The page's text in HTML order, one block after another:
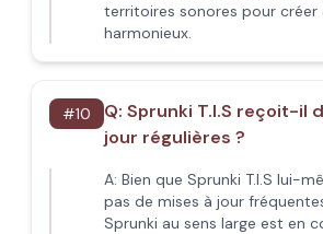
territoires sonores pour créer
harmonieux.
#10 Q: Sprunki T.I.S reçoit-il
jour régulières ?
A: Bien que Sprunki T.I.S lui-
pas de mises à jour
Sprunki au sens large est en